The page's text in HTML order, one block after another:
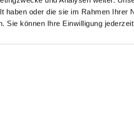
haben oder die sie im Rahmen
Sie können Ihre Einwilligung